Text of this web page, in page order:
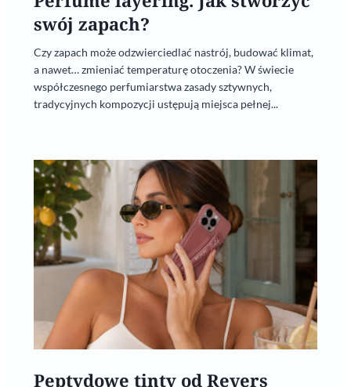
swój zapach?
Czy zapach może odzwierciedlać nastrój, budować klimat,
a nawet… zmieniać temperaturę otoczenia? W świecie
współczesnego perfumiarstwa zasady sztywnych,
tradycyjnych kompozycji ustępują miejsca pełnej...
Peptydowe tinty od Revers